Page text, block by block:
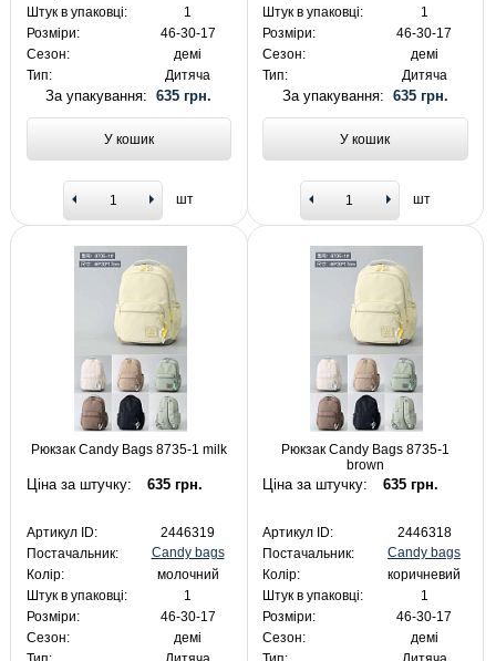
Штук в упаковці:
1
Розміри:
46-30-17
Сезон:
демі
Тип:
Дитяча
За упакування:635 грн.
У кошик
шт
Штук в упаковці:
1
Розміри:
46-30-17
Сезон:
демі
Тип:
Дитяча
За упакування: 635 грн.
У кошик
шт
Рюкзак Candy Bags 8735-1 milk
Ціна за штучку: 635 грн.
Артикул ID:
2446319
Постачальник:
Candy bags
Колір:
молочний
Штук в упаковці:
1
Розміри:
46-30-17
Сезон:
демі
Рюкзак Candy Bags 8735-1
brown
Ціна за штучку: 635 грн.
Артикул ID:
2446318
Постачальник:
Candy bags
Колір:
коричневий
Штук в упаковці:
1
Розміри:
46-30-17
Сезон:
демі